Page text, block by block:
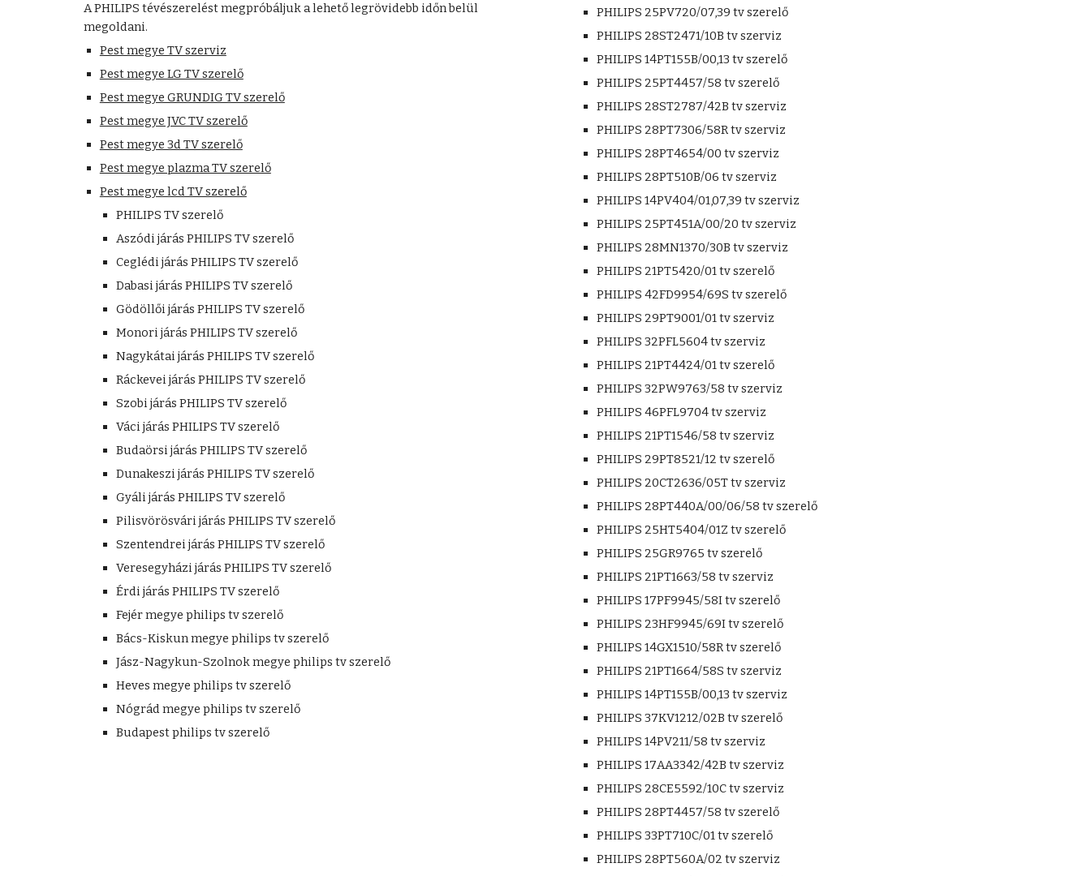
A PHILIPS tévészerelést megpróbáljuk a lehető legrövidebb időn belül
megoldani.
Pest megye TV szerviz
Pest megye LG TV szerelő
Pest megye GRUNDIG TV szerelő
Pest megye JVC TV szerelő
Pest megye 3d TV szerelő
Pest megye plazma TV szerelő
Pest megye lcd TV szerelő
PHILIPS TV szerelő
Aszódi járás PHILIPS TV szerelő
Ceglédi járás PHILIPS TV szerelő
Dabasi járás PHILIPS TV szerelő
Gödöllői járás PHILIPS TV szerelő
Monori járás PHILIPS TV szerelő
Nagykátai járás PHILIPS TV szerelő
Ráckevei járás PHILIPS TV szerelő
Szobi járás PHILIPS TV szerelő
Váci járás PHILIPS TV szerelő
Budaörsi járás PHILIPS TV szerelő
Dunakeszi járás PHILIPS TV szerelő
Gyáli járás PHILIPS TV szerelő
Pilisvörösvári járás PHILIPS TV szerelő
Szentendrei járás PHILIPS TV szerelő
Veresegyházi járás PHILIPS TV szerelő
Érdi járás PHILIPS TV szerelő
Fejér megye philips tv szerelő
Bács-Kiskun megye philips tv szerelő
Jász-Nagykun-Szolnok megye philips tv szerelő
Heves megye philips tv szerelő
Nógrád megye philips tv szerelő
Budapest philips tv szerelő
PHILIPS 25PV720/07,39 tv szerelő
PHILIPS 28ST2471/10B tv szerviz
PHILIPS 14PT155B/00,13 tv szerelő
PHILIPS 25PT4457/58 tv szerelő
PHILIPS 28ST2787/42B tv szerviz
PHILIPS 28PT7306/58R tv szerviz
PHILIPS 28PT4654/00 tv szerviz
PHILIPS 28PT510B/06 tv szerviz
PHILIPS 14PV404/01,07,39 tv szerviz
PHILIPS 25PT451A/00/20 tv szerviz
PHILIPS 28MN1370/30B tv szerviz
PHILIPS 21PT5420/01 tv szerelő
PHILIPS 42FD9954/69S tv szerelő
PHILIPS 29PT9001/01 tv szerviz
PHILIPS 32PFL5604 tv szerviz
PHILIPS 21PT4424/01 tv szerelő
PHILIPS 32PW9763/58 tv szerviz
PHILIPS 46PFL9704 tv szerviz
PHILIPS 21PT1546/58 tv szerviz
PHILIPS 29PT8521/12 tv szerelő
PHILIPS 20CT2636/05T tv szerviz
PHILIPS 28PT440A/00/06/58 tv szerelő
PHILIPS 25HT5404/01Z tv szerelő
PHILIPS 25GR9765 tv szerelő
PHILIPS 21PT1663/58 tv szerviz
PHILIPS 17PF9945/58I tv szerelő
PHILIPS 23HF9945/69I tv szerelő
PHILIPS 14GX1510/58R tv szerelő
PHILIPS 21PT1664/58S tv szerviz
PHILIPS 14PT155B/00,13 tv szerviz
PHILIPS 37KV1212/02B tv szerelő
PHILIPS 14PV211/58 tv szerviz
PHILIPS 17AA3342/42B tv szerviz
PHILIPS 28CE5592/10C tv szerviz
PHILIPS 28PT4457/58 tv szerelő
PHILIPS 33PT710C/01 tv szerelő
PHILIPS 28PT560A/02 tv szerviz